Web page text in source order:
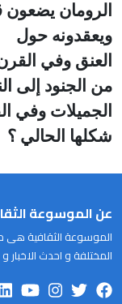
الرومان
ويعقدونه حول
العنق وفي
من الجنود إلى
الجميلات وفي
شكلها الحالي ؟
عن الموسوعة
الموسوعة الثقافية
المختلفة و احدث الاخبار